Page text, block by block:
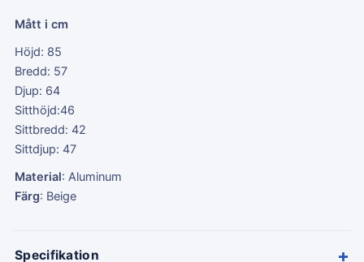
Mått i cm
Höjd: 85
Bredd: 57
Djup: 64
Sitthöjd:46
Sittbredd: 42
Sittdjup: 47
Material: Aluminum
Färg: Beige
Specifikation +